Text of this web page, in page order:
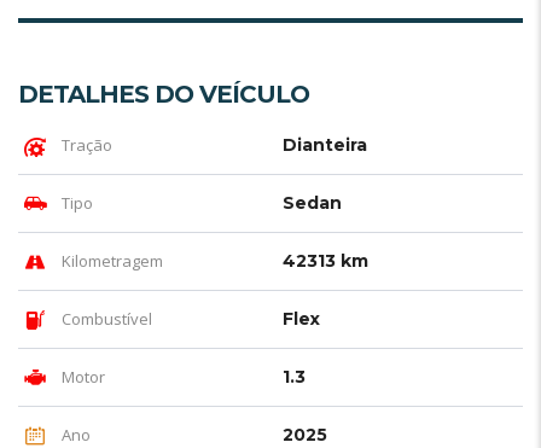
DETALHES DO VEÍCULO
Tração Dianteira
Tipo Sedan
Kilometragem 42313 km
Combustível Flex
Motor 1.3
Ano 2025